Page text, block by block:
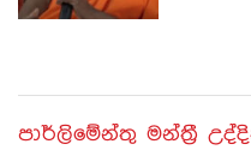
පාර්ලිමේන්තු මන්ත්‍රී